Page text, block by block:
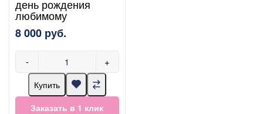
день рождения
любимому
8 000 руб.
- +
Купить
Заказать в 1 клик